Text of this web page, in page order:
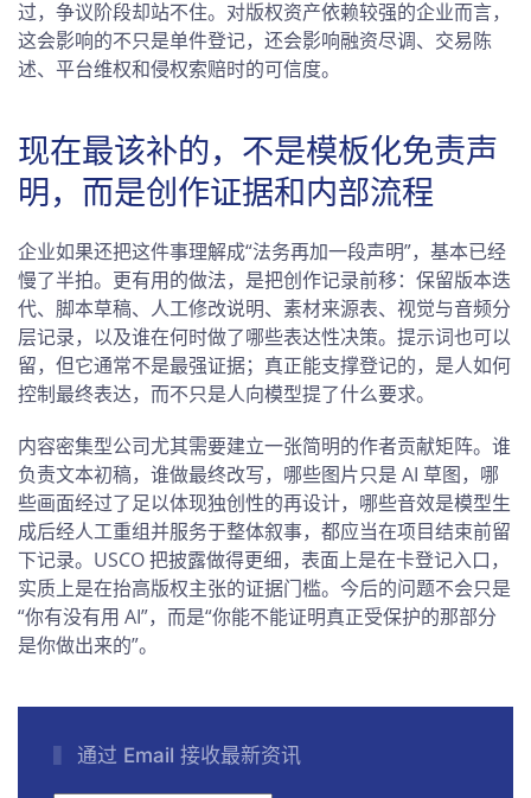
过，争议阶段却站不住。对版权资产依赖较强的企业而言，
这会影响的不只是单件登记，还会影响融资尽调、交易陈
述、平台维权和侵权索赔时的可信度。
现在最该补的，不是模板化免责声
明，而是创作证据和内部流程
企业如果还把这件事理解成“法务再加一段声明”，基本已经
慢了半拍。更有用的做法，是把创作记录前移：保留版本迭
代、脚本草稿、人工修改说明、素材来源表、视觉与音频分
层记录，以及谁在何时做了哪些表达性决策。提示词也可以
留，但它通常不是最强证据；真正能支撑登记的，是人如何
控制最终表达，而不只是人向模型提了什么要求。
内容密集型公司尤其需要建立一张简明的作者贡献矩阵。谁
负责文本初稿，谁做最终改写，哪些图片只是 AI 草图，哪
些画面经过了足以体现独创性的再设计，哪些音效是模型生
成后经人工重组并服务于整体叙事，都应当在项目结束前留
下记录。USCO 把披露做得更细，表面上是在卡登记入口，
实质上是在抬高版权主张的证据门槛。今后的问题不会只是
“你有没有用 AI”，而是“你能不能证明真正受保护的那部分
是你做出来的”。
通过 Email 接收最新资讯